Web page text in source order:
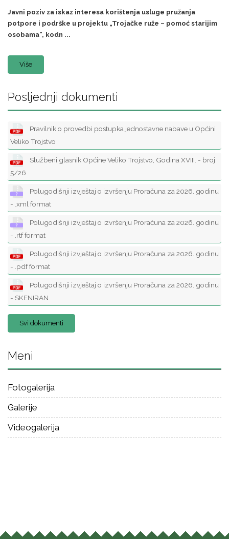
Javni poziv za iskaz interesa korištenja usluge pružanja
potpore i podrške u projektu „Trojačke ruže – pomoć starijim
osobama“, kodn ...
Više
Posljednji dokumenti
Pravilnik o provedbi postupka jednostavne nabave u Općini
Veliko Trojstvo
Službeni glasnik Općine Veliko Trojstvo, Godina XVIII. - broj
5/26
Polugodišnji izvještaj o izvršenju Proračuna za 2026. godinu
- .xml format
Polugodišnji izvještaj o izvršenju Proračuna za 2026. godinu
- .rtf format
Polugodišnji izvještaj o izvršenju Proračuna za 2026. godinu
- .pdf format
Polugodišnji izvještaj o izvršenju Proračuna za 2026. godinu
- SKENIRAN
Svi dokumenti
Meni
Fotogalerija
Galerije
Videogalerija